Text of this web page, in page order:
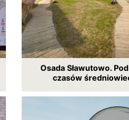
Osada Sławutowo.
czasów